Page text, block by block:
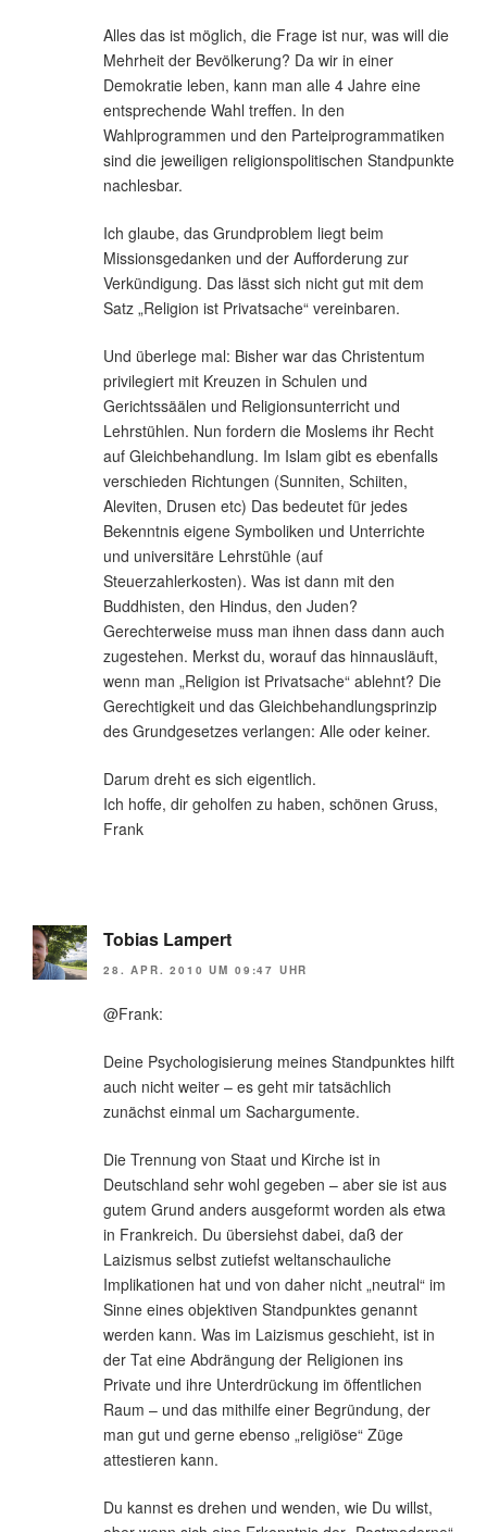
Alles das ist möglich, die Frage ist nur, was will die
Mehrheit der Bevölkerung? Da wir in einer
Demokratie leben, kann man alle 4 Jahre eine
entsprechende Wahl treffen. In den
Wahlprogrammen und den Parteiprogrammatiken
sind die jeweiligen religionspolitischen Standpunkte
nachlesbar.
Ich glaube, das Grundproblem liegt beim
Missionsgedanken und der Aufforderung zur
Verkündigung. Das lässt sich nicht gut mit dem
Satz „Religion ist Privatsache“ vereinbaren.
Und überlege mal: Bisher war das Christentum
privilegiert mit Kreuzen in Schulen und
Gerichtssäälen und Religionsunterricht und
Lehrstühlen. Nun fordern die Moslems ihr Recht
auf Gleichbehandlung. Im Islam gibt es ebenfalls
verschieden Richtungen (Sunniten, Schiiten,
Aleviten, Drusen etc) Das bedeutet für jedes
Bekenntnis eigene Symboliken und Unterrichte
und universitäre Lehrstühle (auf
Steuerzahlerkosten). Was ist dann mit den
Buddhisten, den Hindus, den Juden?
Gerechterweise muss man ihnen dass dann auch
zugestehen. Merkst du, worauf das hinnausläuft,
wenn man „Religion ist Privatsache“ ablehnt? Die
Gerechtigkeit und das Gleichbehandlungsprinzip
des Grundgesetzes verlangen: Alle oder keiner.
Darum dreht es sich eigentlich.
Ich hoffe, dir geholfen zu haben, schönen Gruss,
Frank
Tobias Lampert
28. APR. 2010 UM 09:47 UHR
@Frank:
Deine Psychologisierung meines Standpunktes hilft
auch nicht weiter – es geht mir tatsächlich
zunächst einmal um Sachargumente.
Die Trennung von Staat und Kirche ist in
Deutschland sehr wohl gegeben – aber sie ist aus
gutem Grund anders ausgeformt worden als etwa
in Frankreich. Du übersiehst dabei, daß der
Laizismus selbst zutiefst weltanschauliche
Implikationen hat und von daher nicht „neutral“ im
Sinne eines objektiven Standpunktes genannt
werden kann. Was im Laizismus geschieht, ist in
der Tat eine Abdrängung der Religionen ins
Private und ihre Unterdrückung im öffentlichen
Raum – und das mithilfe einer Begründung, der
man gut und gerne ebenso „religiöse“ Züge
attestieren kann.
Du kannst es drehen und wenden, wie Du willst,